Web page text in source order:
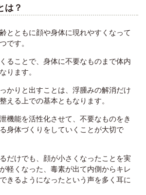
は？
とともに顔や身体に現れやすくなって
です。
ることで、身体に不要なものまで体内
ります。
かりと出すことは、浮腫みの解消だけ
える上での基本ともなります。
機能を活性化させて、不要なものをき
身体づくりをしていくことが大切で
だけでも、顔が小さくなったことを実
軽くなった、毒素が出て内側からキレ
きるようになったという声を多く耳に